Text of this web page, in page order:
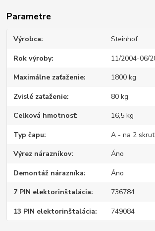
Parametre
Výrobca Steinhof
Rok výroby 11/2004-06/
Maximálne zaťaženie 1800 kg
Zvislé zaťaženie 80 kg
Celková hmotnosť 16,5 kg
Typ čapu A - na 2
Výrez nárazníkov Áno
Demontáž nárazníka Áno
7 PIN elektorinštalácia 736784
13 PIN elektorinštalácia 749084